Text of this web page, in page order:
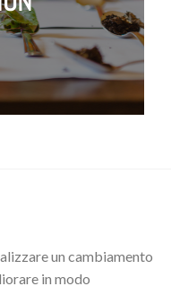
un cambiamento
in modo